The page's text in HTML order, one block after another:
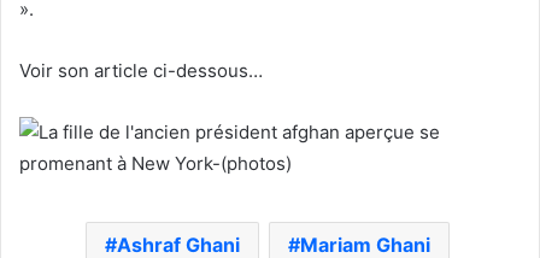
».
Voir son article ci-dessous…
Ashraf Ghani Mariam Ghani